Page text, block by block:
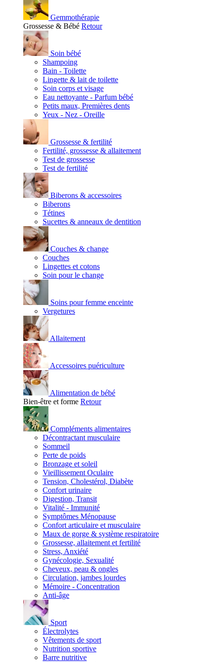
Gemmothérapie
Grossesse & Bébé Retour
Soin bébé
Shampoing
Bain - Toilette
Lingette & lait de toilette
Soin corps et visage
Eau nettoyante - Parfum bébé
Petits maux, Premières dents
Yeux - Nez - Oreille
Grossesse & fertilité
Fertilité, grossesse & allaitement
Test de grossesse
Test de fertilité
Biberons & accessoires
Biberons
Tétines
Sucettes & anneaux de dentition
Couches & change
Couches
Lingettes et cotons
Soin pour le change
Soins pour femme enceinte
Vergetures
Allaitement
Accessoires puériculture
Alimentation de bébé
Bien-être et forme Retour
Compléments alimentaires
Décontractant musculaire
Sommeil
Perte de poids
Bronzage et soleil
Vieillissement Oculaire
Tension, Cholestérol, Diabète
Confort urinaire
Digestion, Transit
Vitalité - Immunité
Symptômes Ménopause
Confort articulaire et musculaire
Maux de gorge & système respiratoire
Grossesse, allaitement et fertilité
Stress, Anxiété
Gynécologie, Sexualité
Cheveux, peau & ongles
Circulation, jambes lourdes
Mémoire - Concentration
Anti-âge
Sport
Électrolytes
Vêtements de sport
Nutrition sportive
Barre nutritive